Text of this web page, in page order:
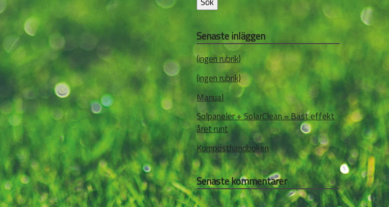
Senaste inläggen
(ingen rubrik)
(ingen rubrik)
Manual
Solpaneler + SolarClean = Bäst effekt
året runt
Komposthandboken
Senaste kommentarer